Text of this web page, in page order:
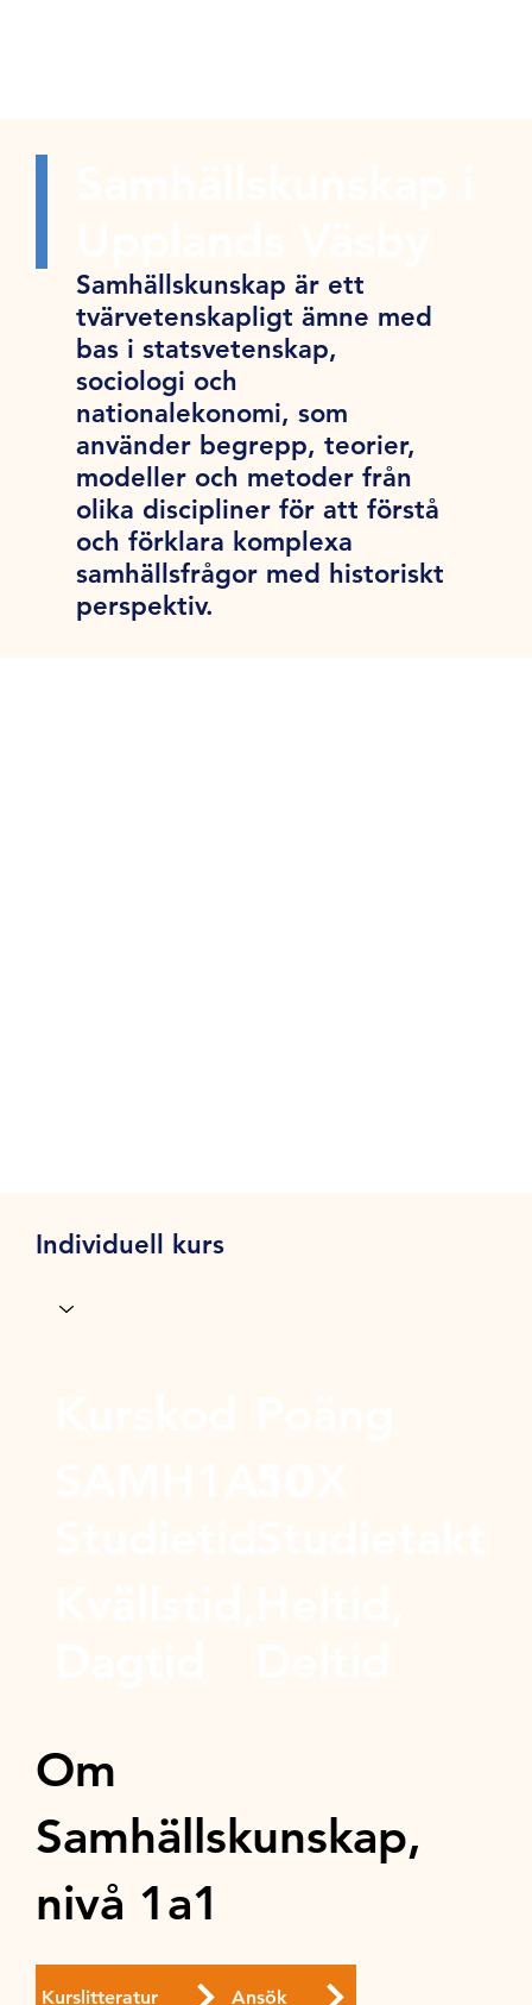
Samhällskunskap är ett
tvärvetenskapligt ämne med
bas i statsvetenskap,
sociologi och
nationalekonomi, som
använder begrepp, teorier,
modeller och metoder från
olika discipliner för att förstå
och förklara komplexa
samhällsfrågor med historiskt
perspektiv.
Individuell kurs
Om
Samhällskunskap,
nivå 1a1
Kurslitteratur Ansök